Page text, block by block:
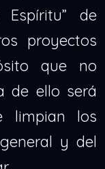
de
proyectos
que no
de ello será
limpian los
y del